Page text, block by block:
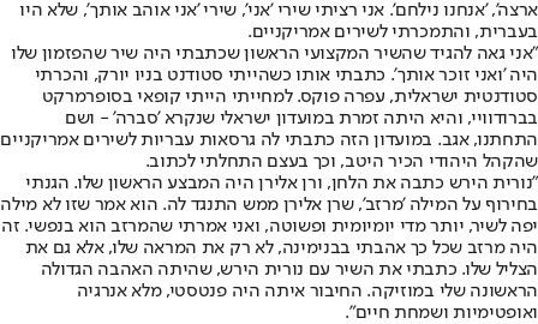
ארצה', 'אנחנו נילחם'. אני רציתי שירי 'אני', שירי 'אני אוהב אותך', שלא היו
בעברית, והתמכרתי לשירים אמריקניים.
"אני גאה להגיד שהשיר המקצועי הראשון שכתבתי היה שיר שהפזמון שלו
היה 'ואני זוכר אותך'. כתבתי אותו כשהייתי סטודנט בניו יורק, והכרתי
סטודנטית ישראלית, עפרה פוקס. למחייתי הייתי קופאי בסופרמרקט
בברודוויי, והיא היתה זמרת במועדון ישראלי שנקרא 'סברה' - ושם
התחתנו, אגב. במועדון הזה כתבתי לה גרסאות עבריות לשירים אמריקניים
שהקהל היהודי הכיר היטב, וכך בעצם התחלתי לכתוב.
"נורית הירש כתבה את הלחן, ורן אלירן היה המבצע הראשון שלו. הגנתי
בחירוף על המילה 'מרזב', שרן אלירן ממש התנגד לה. הוא אמר שזו לא מילה
יפה לשיר, יותר מדי יומיומית ופשוטה, ואני אמרתי שהמרזב הוא בנפשי. זה
היה מרזב שכל כך אהבתי בבנימינה, לא רק את המראה שלו, אלא גם את
הצליל שלו. כתבתי את השיר עם נורית הירש, שהיתה האהבה הגדולה
הראשונה שלי במוזיקה. החיבור איתה היה פנטסטי, מלא אנרגיה
ואופטימיות ושמחת חיים".